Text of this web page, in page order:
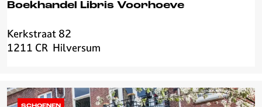
Boekhandel Libris Voorhoeve
B
o
h
a
Kerkstraat 82
1211 CR Hilversum